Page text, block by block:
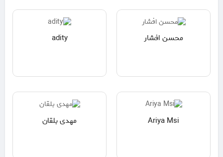
محسن افشار adity
Ariya Msi مهدی بلقان